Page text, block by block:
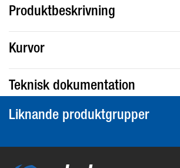
Produktbeskrivning
Kurvor
Teknisk dokumentation
Liknande produktgrupper